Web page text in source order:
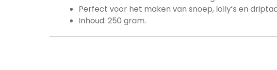
Perfect voor het maken van snoep, lolly’s en
Inhoud: 250 gram.